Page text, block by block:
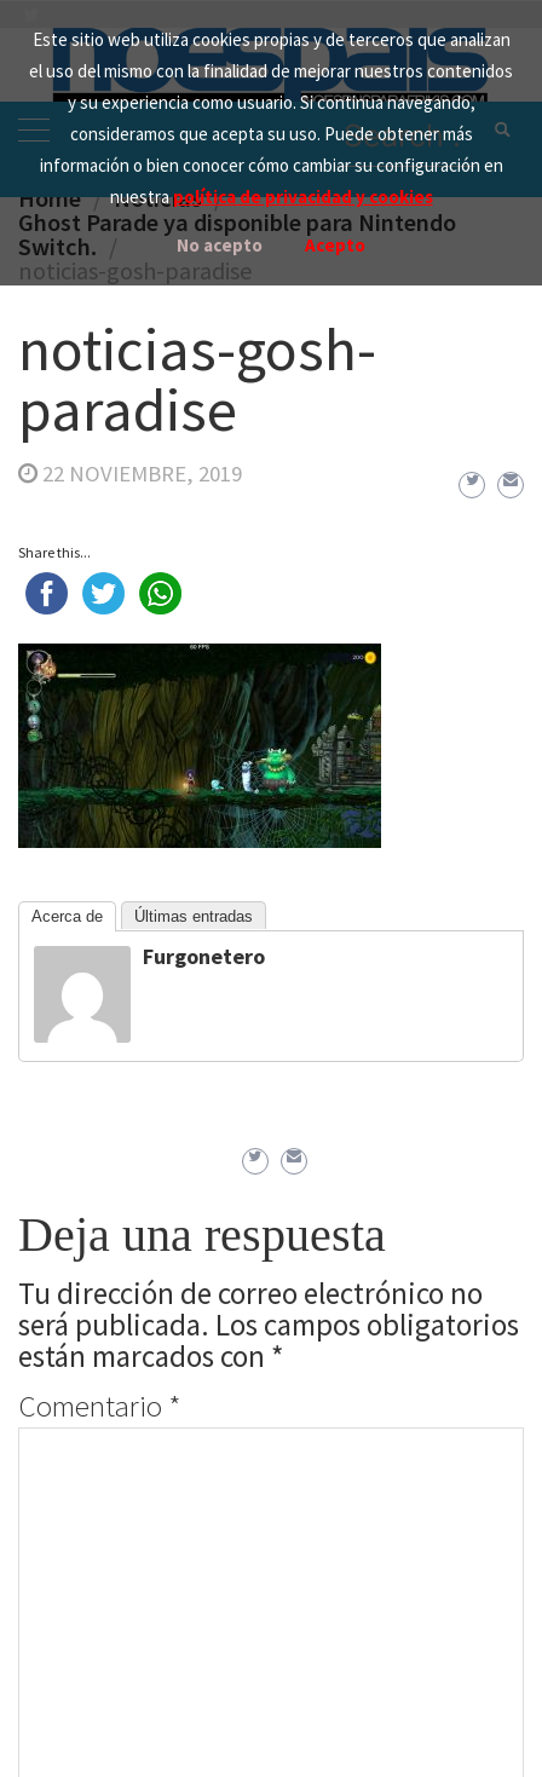
Este sitio web utiliza cookies propias y de terceros que analizan
el uso del mismo con la finalidad de mejorar nuestros contenidos
y su experiencia como usuario. Si continua navegando,
consideramos que acepta su uso. Puede obtener más
información o bien conocer cómo cambiar su configuración en
nuestrapolítica de privacidad y cookies
No acepto Acepto
content
Search
for:
Home Noticias
Ghost Parade ya disponible para Nintendo
Switch.
noticias-gosh-paradise
noticias-gosh-
paradise
22 NOVIEMBRE, 2019
Share this...
Acerca de Últimas entradas
Furgonetero
Deja una respuesta
Tu dirección de correo electrónico no
será publicada. Los campos obligatorios
están marcados con *
Comentario *